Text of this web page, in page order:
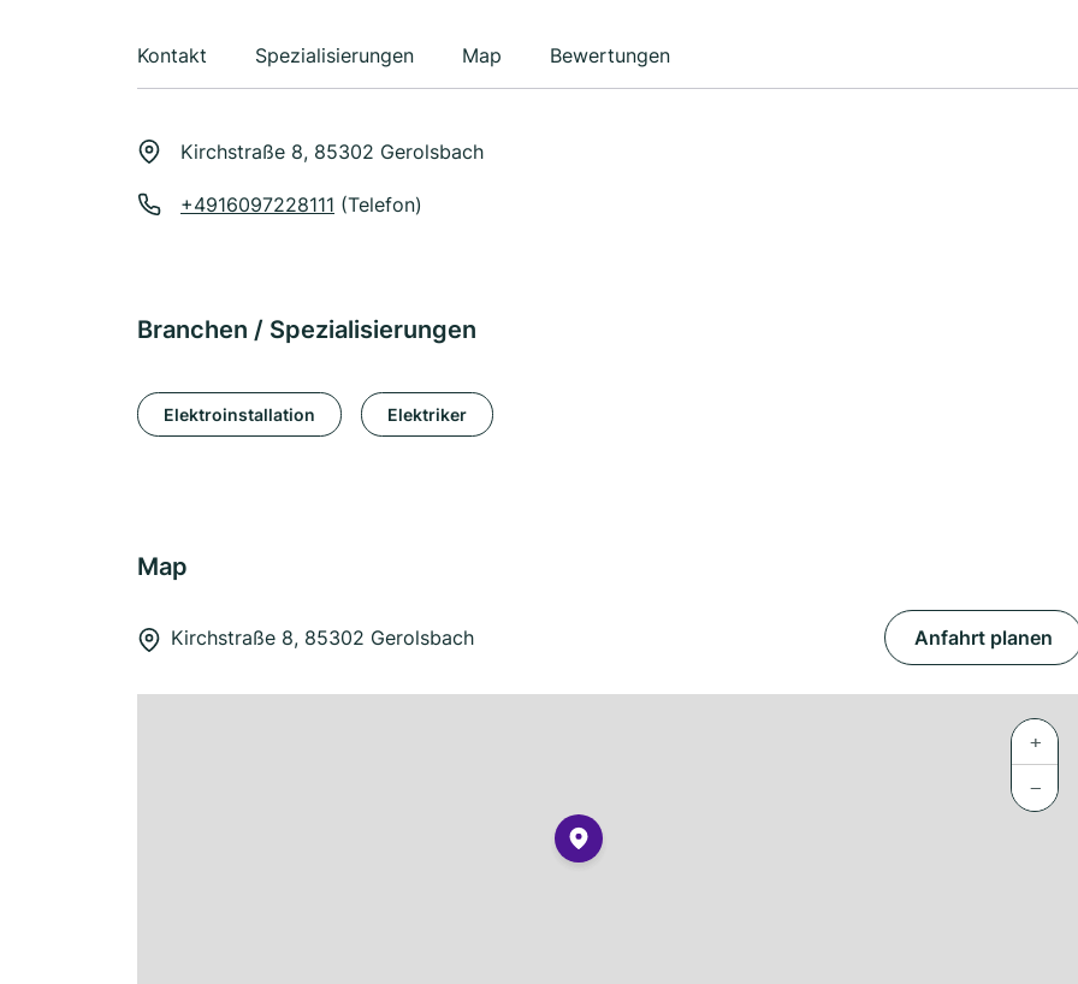
Kontakt Spezialisierungen Map Bewertungen
Kirchstraße 8, 85302 Gerolsbach
+4916097228111 (Telefon)
Branchen / Spezialisierungen
Elektroinstallation Elektriker
Map
Kirchstraße 8, 85302 Gerolsbach Anfahrt planen
+
−